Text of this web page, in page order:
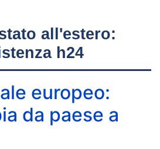
all'estero:
h24
europeo:
da paese a